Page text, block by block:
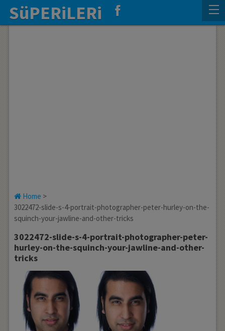
SüPERiLERi
Home >
3022472-slide-s-4-portrait-photographer-peter-hurley-on-the-
squinch-your-jawline-and-other-tricks
3022472-slide-s-4-portrait-photographer-peter-
hurley-on-the-squinch-your-jawline-and-other-
tricks